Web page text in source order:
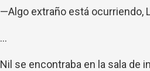
—Algo extraño está ocurriendo,
...
Nil se encontraba en la sala de